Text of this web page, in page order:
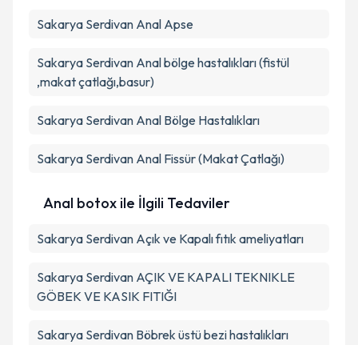
Sakarya Serdivan Anal Apse
Sakarya Serdivan Anal bölge hastalıkları (fistül
,makat çatlağı,basur)
Sakarya Serdivan Anal Bölge Hastalıkları
Sakarya Serdivan Anal Fissür (Makat Çatlağı)
Anal botox ile İlgili Tedaviler
Sakarya Serdivan Açık ve Kapalı fıtık ameliyatları
Sakarya Serdivan AÇIK VE KAPALI TEKNIKLE
GÖBEK VE KASIK FITIĞI
Sakarya Serdivan Böbrek üstü bezi hastalıkları